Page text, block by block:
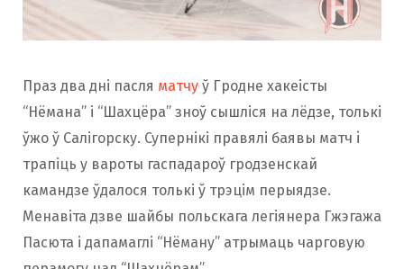
Праз два дні пасля матчу ў Гродне хакеісты
“Нёмана” і “Шахцёра” зноў сышліся на лёдзе, толькі
ўжо ў Салігорску. Супернікі правялі баявы матч i
трапіць у вароты гаспадароў гродзенскай
камандзе ўдалося толькі ў трэцім перыядзе.
Менавіта дзве шайбы польскага легіянера Гжэгажа
Пасюта і дапамаглі “Нёману” атрымаць чарговую